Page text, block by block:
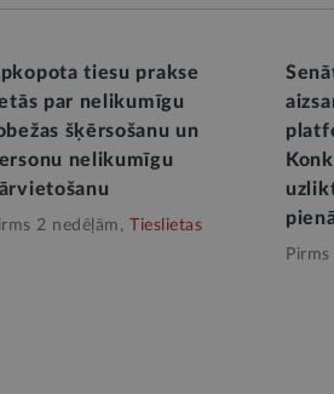
tiesu prakse
par nelikumīgu
šķērsošanu un
nelikumīgu
2 nedēļām, Tieslietas